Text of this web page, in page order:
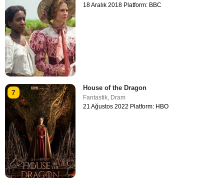
18 Aralık 2018 Platform: BBC
7
House of the Dragon
Fantastik, Dram
21 Ağustos 2022 Platform: HBO